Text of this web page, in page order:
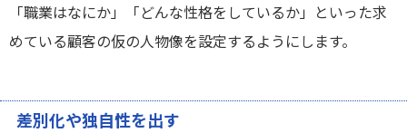
「職業はなにか」「どんな性格をしているか」といった求
めている顧客の仮の人物像を設定するようにします。
差別化や独自性を出す